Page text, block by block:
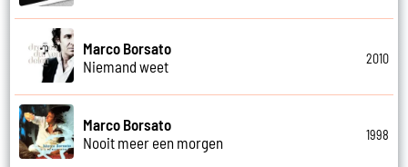
Marco Borsato
Niemand weet
2010
Marco Borsato
Nooit meer een morgen
1998